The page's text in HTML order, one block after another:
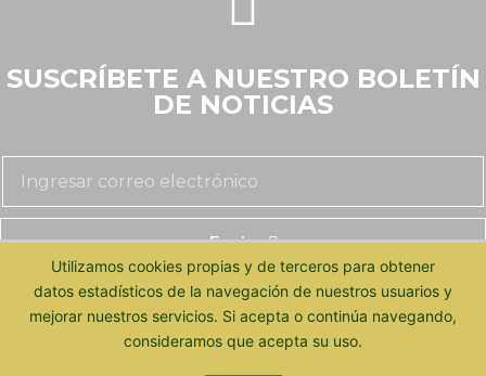
SUSCRÍBETE A NUESTRO BOLETÍN
DE NOTICIAS
Enviar
Utilizamos cookies propias y de terceros para obtener
datos estadísticos de la navegación de nuestros usuarios y
mejorar nuestros servicios. Si acepta o continúa navegando,
consideramos que acepta su uso.